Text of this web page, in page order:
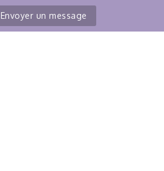
Envoyer un message